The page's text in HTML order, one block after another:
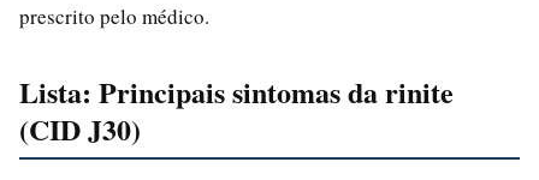
prescrito pelo médico.
Lista: Principais sintomas da rinite
(CID J30)